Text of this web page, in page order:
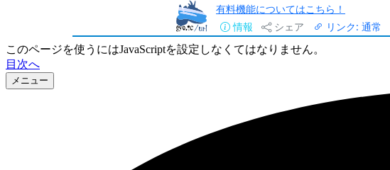
有料機能についてはこちら！
情報
シェア リンク: 通常